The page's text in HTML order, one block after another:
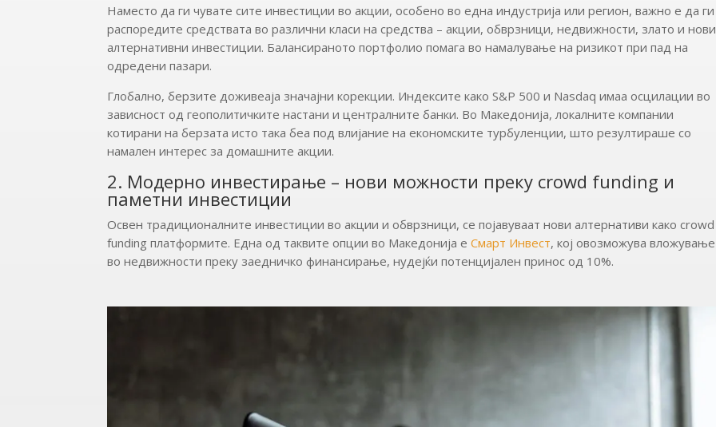
Наместо да ги чувате сите инвестиции во акции, особено во една индустрија или регион, важно е да ги
распоредите средствата во различни класи на средства – акции, обврзници, недвижности, злато и нови
алтернативни инвестиции. Балансираното портфолио помага во намалување на ризикот при пад на
одредени пазари.
Глобално, берзите доживеаја значајни корекции. Индексите како S&P 500 и Nasdaq имаа осцилации во
зависност од геополитичките настани и централните банки. Во Македонија, локалните компании
котирани на берзата исто така беа под влијание на економските турбуленции, што резултираше со
намален интерес за домашните акции.
2. Модерно инвестирање – нови можности преку crowd funding и
паметни инвестиции
Освен традиционалните инвестиции во акции и обврзници, се појавуваат нови алтернативи како crowd
funding платформите. Една од таквите опции во Македонија еСмарт Инвест, кој овозможува вложување
во недвижности преку заедничко финансирање, нудејќи потенцијален принос од 10%.